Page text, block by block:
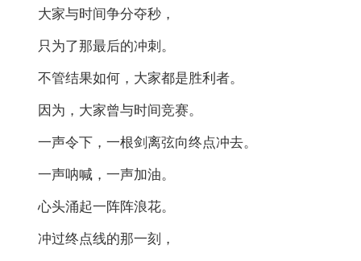
大家与时间争分夺秒，
只为了那最后的冲刺。
不管结果如何，大家都是胜利者。
因为，大家曾与时间竞赛。
一声令下，一根剑离弦向终点冲去。
一声呐喊，一声加油。
心头涌起一阵阵浪花。
冲过终点线的那一刻，